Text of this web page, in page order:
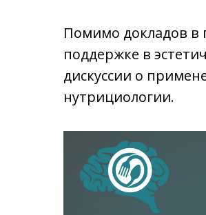
Помимо докладов
поддержке в
дискуссии о
нутрициологии.